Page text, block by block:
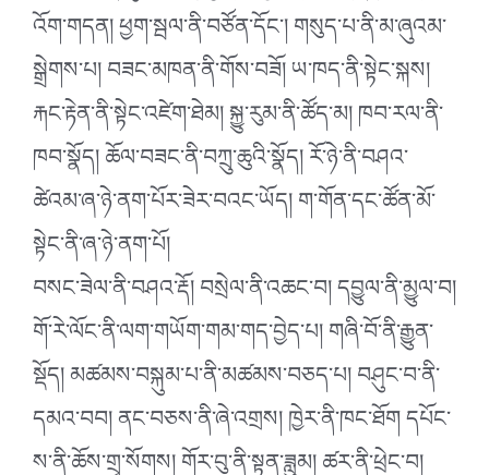
འོག་གདན། ཕྱག་སྦལ་ནི་བཙོན་དོང༌། གསུད་པ་ནི་མ་ཞུའམ་
སྒྲེགས་པ། བཟང་མཁན་ནི་གོས་བཟོ། ཡ་ཁད་ནི་སྟེང་སྐས།
རྐང་རྟེན་ནི་སྟེང་འཛེག་ཐེམ། སྐྱུ་རུམ་ནི་ཚོད་མ། ཁབ་རལ་ནི་
ཁབ་སྣོད། ཆོལ་བཟང་ནི་བཀྲུ་ཆུའི་སྣོད། རོ་ཉེ་ནི་བཤའ་
ཚེའམ་ཞ་ཉེ་ནག་པོར་ཟེར་བའང་ཡོད། ག་གོན་དང་ཚོན་མོ་
སྟེང་ནི་ཞ་ཉེ་ནག་པོ།
བསང་ཟེལ་ནི་བཤའ་རྡོ། བསྲེལ་ནི་འཆང་བ། དབྱུལ་ནི་མྱུལ་བ།
གོ་རེ་ལོང་ནི་ལག་གཡོག་གམ་གད་བྱེད་པ། གཞི་བོ་ནི་རྒྱུན་
སྡོད། མཚམས་བསྐུམ་པ་ནི་མཚམས་བཅད་པ། བཤུང་བ་ནི་
དམའ་བབ། ནང་བཅས་ནི་ཞེ་འགྲས། ཁྱེར་ནི་ཁང་ཐོག དཔོང་